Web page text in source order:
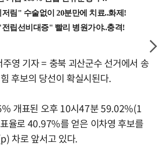
영 기자 = 충북 괴산군수 선거에서 송
후보의 당선이 확실시된다.
개표된 오후 10시47분 59.02%(1
율로 40.97%를 얻은 이차영 후보를
차로 앞서고 있다.